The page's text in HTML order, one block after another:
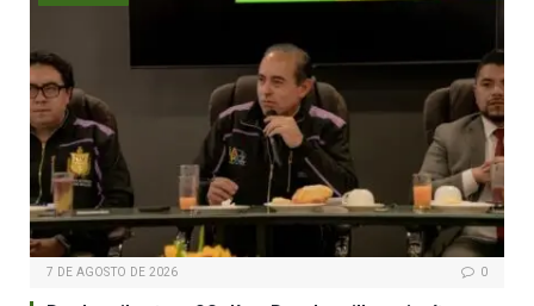
7 DE AGOSTO DE 2026 0